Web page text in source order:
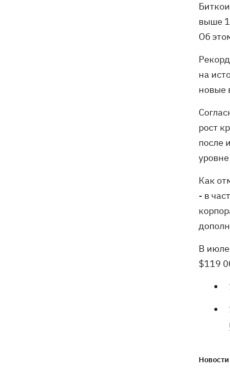
выше
Об
на
новые
рост
после
Как
- в
В
$119